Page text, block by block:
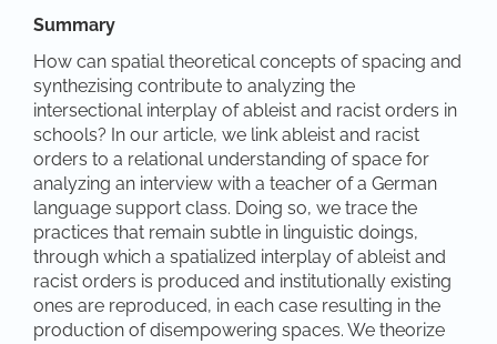
Summary
How can spatial theoretical concepts of spacing and
synthezising contribute to analyzing the
intersectional interplay of ableist and racist orders in
schools? In our article, we link ableist and racist
orders to a relational understanding of space for
analyzing an interview with a teacher of a German
language support class. Doing so, we trace the
practices that remain subtle in linguistic doings,
through which a spatialized interplay of ableist and
racist orders is produced and institutionally existing
ones are reproduced, in each case resulting in the
production of disempowering spaces. We theorize